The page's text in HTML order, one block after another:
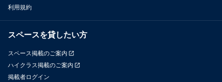
利用規約
スペースを貸したい方
スペース掲載のご案内
ハイクラス掲載のご案内
掲載者ログイン